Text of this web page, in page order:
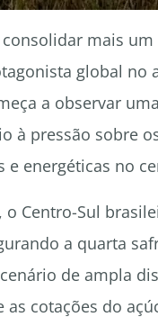
mais
global no
a observar
à pressão sobre
e energéticas no
Centro-Sul
a quarta
de ampla
cotações do